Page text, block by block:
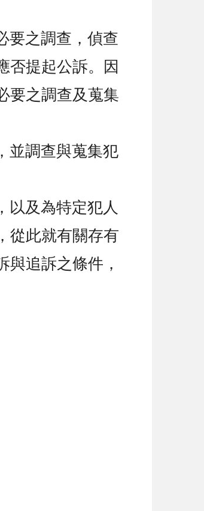
要之調查，偵查
否提起公訴。因
要之調查及蒐集
並調查與蒐集犯
以及為特定犯人
從此就有關存有
追訴之條件，